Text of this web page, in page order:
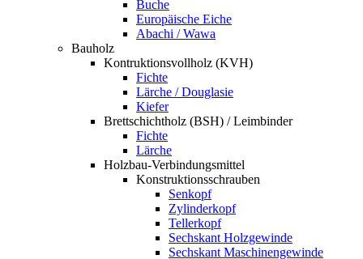
Buche
Europäische Eiche
Abachi / Wawa
Bauholz
Kontruktionsvollholz (KVH)
Fichte
Lärche / Douglasie
Kiefer
Brettschichtholz (BSH) / Leimbinder
Fichte
Lärche
Holzbau-Verbindungsmittel
Konstruktionsschrauben
Senkopf
Zylinderkopf
Tellerkopf
Sechskant Holzgewinde
Sechskant Maschinengewinde